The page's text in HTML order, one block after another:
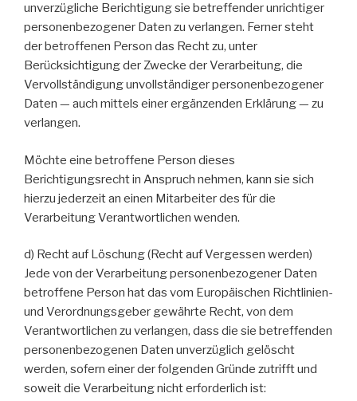
unverzügliche Berichtigung sie betreffender unrichtiger
personenbezogener Daten zu verlangen. Ferner steht
der betroffenen Person das Recht zu, unter
Berücksichtigung der Zwecke der Verarbeitung, die
Vervollständigung unvollständiger personenbezogener
Daten — auch mittels einer ergänzenden Erklärung — zu
verlangen.
Möchte eine betroffene Person dieses
Berichtigungsrecht in Anspruch nehmen, kann sie sich
hierzu jederzeit an einen Mitarbeiter des für die
Verarbeitung Verantwortlichen wenden.
d) Recht auf Löschung (Recht auf Vergessen werden)
Jede von der Verarbeitung personenbezogener Daten
betroffene Person hat das vom Europäischen Richtlinien-
und Verordnungsgeber gewährte Recht, von dem
Verantwortlichen zu verlangen, dass die sie betreffenden
personenbezogenen Daten unverzüglich gelöscht
werden, sofern einer der folgenden Gründe zutrifft und
soweit die Verarbeitung nicht erforderlich ist: